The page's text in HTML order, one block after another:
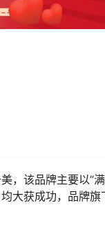
，该品牌主要以“
大获成功，品牌旗